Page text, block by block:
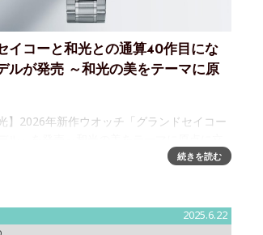
イコーと和光との通算40作目にな
ルが発売 ～和光の美をテーマに原
】2026年新作ウオッチ「グランドセイコー
目の記念モデル株式会社 和光は、腕時計の
続きを読む
2025.6.22